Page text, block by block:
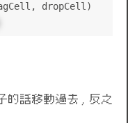
dropCell)
的話移動過去 , 反之